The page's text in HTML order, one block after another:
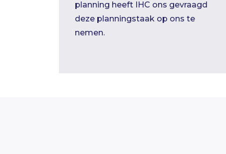
planning heeft IHC ons gevraagd
deze planningstaak op ons te
nemen.